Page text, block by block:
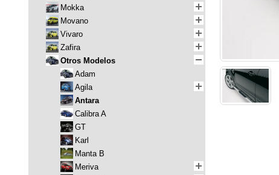
Mokka
Movano
Vivaro
Zafira
Otros Modelos
Adam
Agila
Antara
Calibra A
GT
Karl
Manta B
Meriva